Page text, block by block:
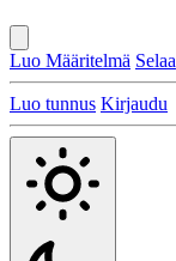
Luo Määritelmä Selaa
Luo tunnus Kirjaudu